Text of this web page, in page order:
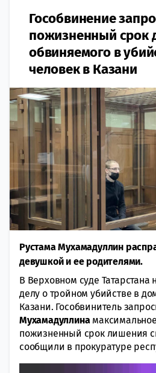
Гособвинение
пожизненный срок
обвиняемого в
человек в Казани
Рустама Мухамадуллин
девушкой и ее родителями.
В Верховном суде Татарстана
делу о тройном убийстве в
Казани. Гособвинитель
Мухамадуллина
пожизненный срок лишения
сообщили в прокуратуре